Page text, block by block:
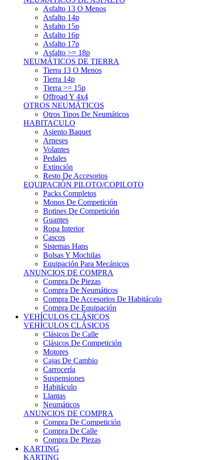
Asfalto 13 O Menos
Asfalto 14p
Asfalto 15p
Asfalto 16p
Asfalto 17p
Asfalto >= 18p
NEUMÁTICOS DE TIERRA
Tierra 13 O Menos
Tierra 14p
Tierra >= 15p
Offroad Y 4x4
OTROS NEUMÁTICOS
Otros Tipos De Neumáticos
HABITACULO
Asiento Baquet
Arneses
Volantes
Pedales
Extinción
Resto De Accesorios
EQUIPACIÓN PILOTO/COPILOTO
Packs Completos
Monos De Competición
Botines De Competición
Guantes
Ropa Interior
Cascos
Sistemas Hans
Bolsas Y Mochilas
Equipación Para Mecánicos
ANUNCIOS DE COMPRA
Compra De Piezas
Compra De Neumáticos
Compra De Accesorios De Habitáculo
Compra De Equipación
VEHÍCULOS CLÁSICOS
VEHÍCULOS CLÁSICOS
Clásicos De Calle
Clásicos De Competición
Motores
Cajas De Cambio
Carrocería
Suspensiones
Habitáculo
Llantas
Neumáticos
ANUNCIOS DE COMPRA
Compra De Competición
Compra De Calle
Compra De Piezas
KARTING
KARTING